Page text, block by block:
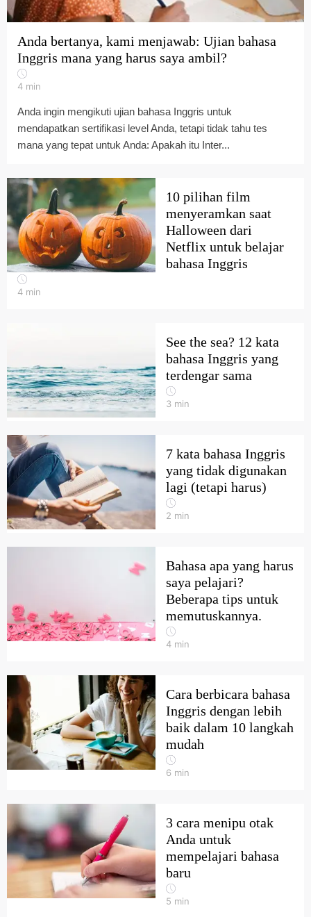
Anda bertanya, kami menjawab: Ujian bahasa
Inggris mana yang harus saya ambil?
4 min
Anda ingin mengikuti ujian bahasa Inggris untuk
mendapatkan sertifikasi level Anda, tetapi tidak tahu tes
mana yang tepat untuk Anda: Apakah itu Inter...
10 pilihan film
menyeramkan saat
Halloween dari
Netflix untuk belajar
bahasa Inggris
4 min
See the sea? 12 kata
bahasa Inggris yang
terdengar sama
3 min
7 kata bahasa Inggris
yang tidak digunakan
lagi (tetapi harus)
2 min
Bahasa apa yang harus
saya pelajari?
Beberapa tips untuk
memutuskannya.
4 min
Cara berbicara bahasa
Inggris dengan lebih
baik dalam 10 langkah
mudah
6 min
3 cara menipu otak
Anda untuk
mempelajari bahasa
baru
5 min